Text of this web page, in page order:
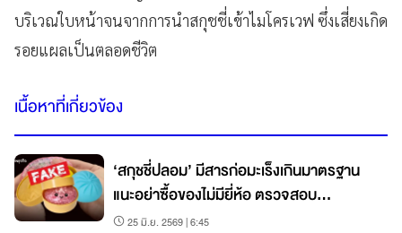
บริเวณใบหน้าจนจากการนำสกุชชี่เข้าไมโครเวฟ ซึ่งเสี่ยงเกิด
รอยแผลเป็นตลอดชีวิต
เนื้อหาที่เกี่ยวข้อง
‘สกุชชี่ปลอม’ มีสารก่อมะเร็งเกินมาตรฐาน
แนะอย่าซื้อของไม่มียี่ห้อ ตรวจสอบ
เครื่องหมายความปลอดภัย
25 มิ.ย. 2569 | 6:45